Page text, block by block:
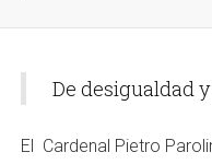
De desigualdad
El Cardenal Pietro